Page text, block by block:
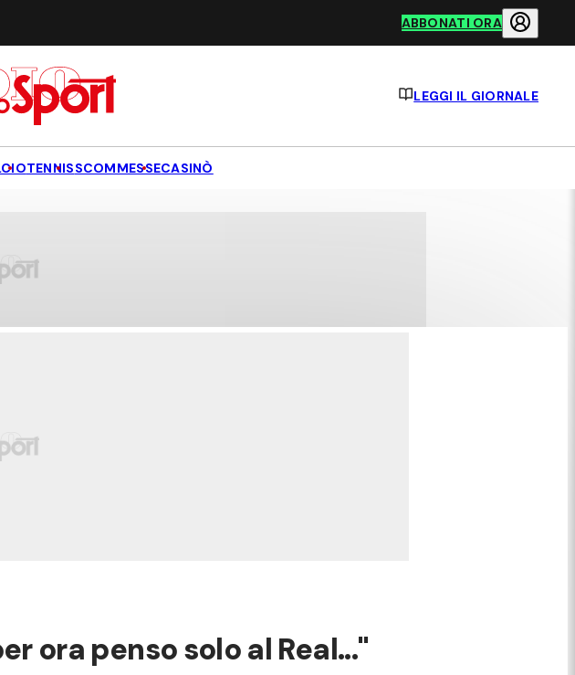
ABBONATI ORA
LEGGI IL GIORNALE
TENNISSCOMMESSECASINÒ
ora penso solo al Real..."